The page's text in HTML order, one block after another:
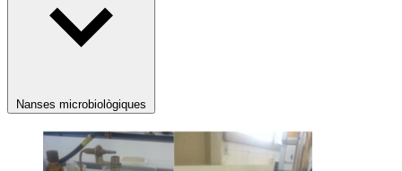
Nanses microbiològiques